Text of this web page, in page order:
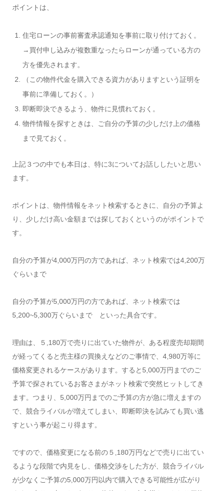
ポイントは、
住宅ローンの事前審査承認通知を事前に取り付けておく。
→買付申し込みが複数重なったらローンが通っている方の
方を優先されます。
（この物件代金を購入できる資力がありますという証明を
事前に準備しておく。）
即断即決できるよう、物件に見慣れておく。
物件情報を探すときは、ご自分の予算の少しだけ上の価格
まで見ておく。
上記３つの中でも本日は、特に3についてお話ししたいと思い
ます。
ポイントは、物件情報をネット検索するときに、自分の予算よ
り、少しだけ高い金額までは探しておくというのがポイントで
す。
自分の予算が4,000万円の方であれば、ネット検索では4,200万
ぐらいまで
自分の予算が5,000万円の方であれば、ネット検索では
5,200~5,300万ぐらいまで といった具合です。
理由は、５,180万で売りに出ていた物件が、ある程度売却期間
が経ってくると売主様の買換えなどのご事情で、4,980万等に
価格変更されるケースがあります。すると5,000万円までのご
予算で探されているお客さまがネット検索で突然ヒットしてき
ます。つまり、5,000万円までのご予算の方が急に増えますの
で、競合ライバルが増えてしまい、即断即決を試みても買い逃
すという事が起こり得ます。
ですので、価格変更になる前の５,180万円などで売りに出てい
るような段階で内見をし、価格交渉をした方が、競合ライバル
が少なくご予算の5,000万円以内で購入できる可能性が広がり